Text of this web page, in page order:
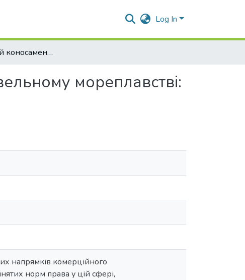
Log In
Електронний коносамент у міжнародному торгівельному мореплавстві: право та практика застосування
мореплавстві:
напрямків комерційного
норм права у цій сфері,